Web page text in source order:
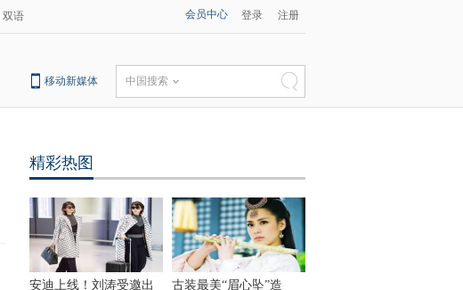
双语 会员中心 登录 注册
移动新媒体 中国搜索
精彩热图
安迪上线！刘涛受邀出
古装最美“眉心坠”造